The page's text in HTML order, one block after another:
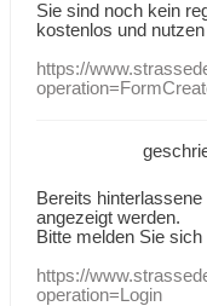
Sie sind noch kein
kostenlos und
https://
Bereits
angezeigt werden.
Bitte melden Sie
https://
operation=Login